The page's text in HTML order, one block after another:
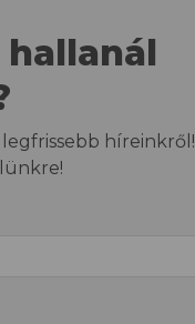
hallanál
híreinkről!